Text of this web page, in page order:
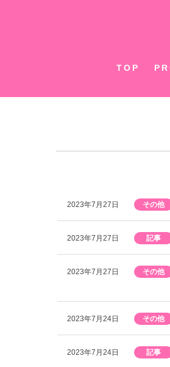
TOP
2023年7月27日 その他
2023年7月27日 記事
2023年7月27日 その他
2023年7月24日 その他
2023年7月24日 記事